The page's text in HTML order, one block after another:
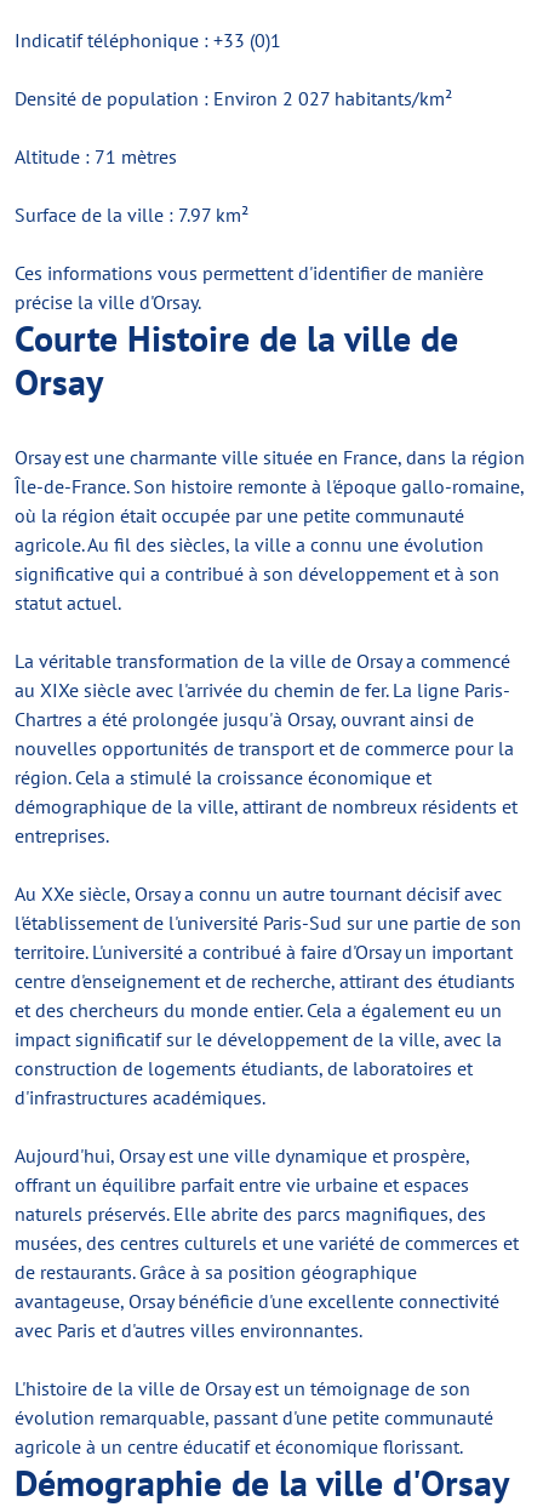
Indicatif téléphonique : +33 (0)1
Densité de population : Environ 2 027 habitants/km²
Altitude : 71 mètres
Surface de la ville : 7.97 km²
Ces informations vous permettent d'identifier de manière
précise la ville d'Orsay.
Courte Histoire de la ville de
Orsay
Orsay est une charmante ville située en France, dans la région
Île-de-France. Son histoire remonte à l'époque gallo-romaine,
où la région était occupée par une petite communauté
agricole. Au fil des siècles, la ville a connu une évolution
significative qui a contribué à son développement et à son
statut actuel.
La véritable transformation de la ville de Orsay a commencé
au XIXe siècle avec l'arrivée du chemin de fer. La ligne Paris-
Chartres a été prolongée jusqu'à Orsay, ouvrant ainsi de
nouvelles opportunités de transport et de commerce pour la
région. Cela a stimulé la croissance économique et
démographique de la ville, attirant de nombreux résidents et
entreprises.
Au XXe siècle, Orsay a connu un autre tournant décisif avec
l'établissement de l'université Paris-Sud sur une partie de son
territoire. L'université a contribué à faire d'Orsay un important
centre d'enseignement et de recherche, attirant des étudiants
et des chercheurs du monde entier. Cela a également eu un
impact significatif sur le développement de la ville, avec la
construction de logements étudiants, de laboratoires et
d'infrastructures académiques.
Aujourd'hui, Orsay est une ville dynamique et prospère,
offrant un équilibre parfait entre vie urbaine et espaces
naturels préservés. Elle abrite des parcs magnifiques, des
musées, des centres culturels et une variété de commerces et
de restaurants. Grâce à sa position géographique
avantageuse, Orsay bénéficie d'une excellente connectivité
avec Paris et d'autres villes environnantes.
L'histoire de la ville de Orsay est un témoignage de son
évolution remarquable, passant d'une petite communauté
agricole à un centre éducatif et économique florissant.
Démographie de la ville d'Orsay